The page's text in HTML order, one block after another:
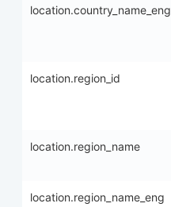
location.country_name_eng
location.region_id
location.region_name
location.region_name_eng